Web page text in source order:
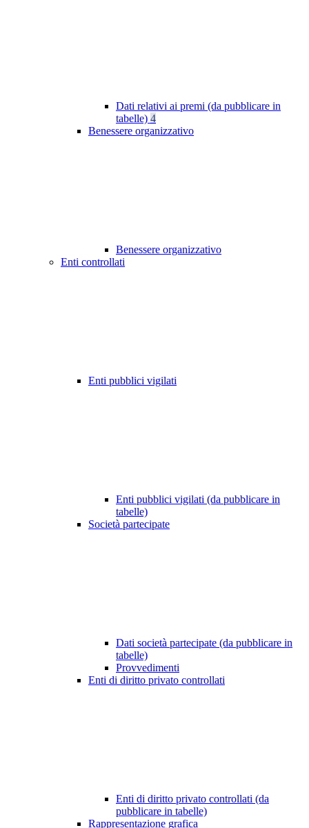
Dati relativi ai premi (da pubblicare in
tabelle) 4
Benessere organizzativo
Benessere organizzativo
Enti controllati
Enti pubblici vigilati
Enti pubblici vigilati (da pubblicare in
tabelle)
Società partecipate
Dati società partecipate (da pubblicare in
tabelle)
Provvedimenti
Enti di diritto privato controllati
Enti di diritto privato controllati (da
pubblicare in tabelle)
Rappresentazione grafica